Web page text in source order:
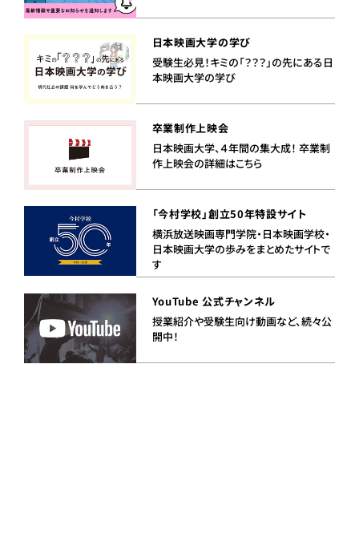
日本映画大学の学び
受験生必見！キミの「？？？」の先にある日
本映画大学の学び
卒業制作上映会
日本映画大学、４年間の集大成！ 卒業制
作上映会の詳細はこちら
「今村学校」創立50年特設サイト
横浜放送映画専門学院・日本映画学校・
日本映画大学の歩みをまとめたサイトで
す
YouTube 公式チャンネル
授業紹介や受験生向け動画など、続々公
開中！